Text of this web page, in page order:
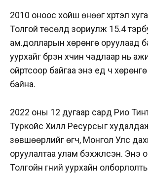
2010 оноос хойш өнөөг хүртэл
Толгой төсөлд зориулж 15.4
ам.долларын хөрөнгө оруулаад
уурхайг бүрэн хүчин чадлаар нь
ойртсоор байгаа энэ үед ч
байна.
2022 оны 12 дугаар сард Рио
Туркойс Хилл Ресурсыг
зөвшөөрлийг өгч, Монгол Улс
оруулалтаа улам бэхжүүлсэн.
Толгойн гүний уурхайн